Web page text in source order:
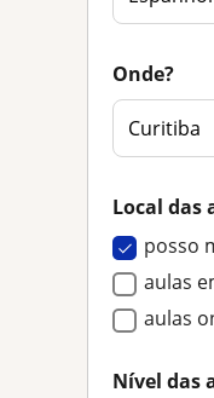
Onde?
Local das
posso
aulas
aulas
Nível das